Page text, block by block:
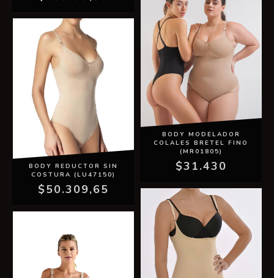
BODY REDUCTOR SIN
COSTURA (LU47150)
$50.309,65
BODY MODELADOR
COLALES BRETEL FINO
(MR01805)
$31.430